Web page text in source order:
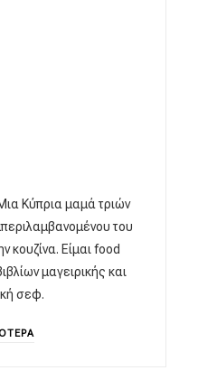
Κύπρια μαμά τριών
του
κουζίνα. Είμαι food
μαγειρικής και
σεφ.